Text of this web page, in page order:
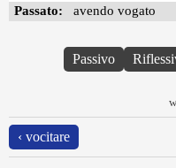
Passato: avendo vogato
Passivo
‹ vocitare